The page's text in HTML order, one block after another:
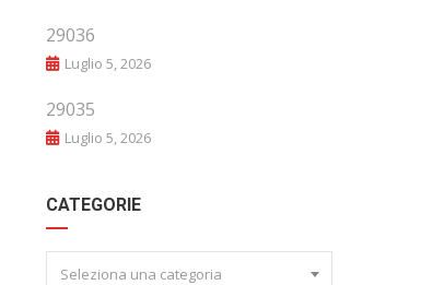
29036
Luglio 5, 2026
29035
Luglio 5, 2026
CATEGORIE
Seleziona una categoria